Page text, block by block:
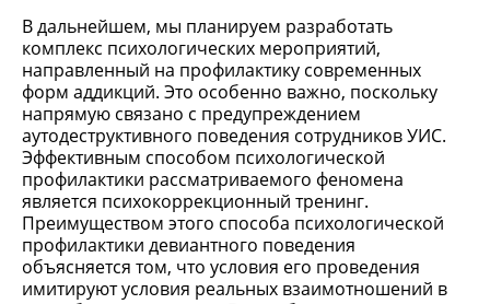
В дальнейшем, мы планируем разработать
комплекс психологических мероприятий,
направленный на профилактику современных
форм аддикций. Это особенно важно, поскольку
напрямую связано с предупреждением
аутодеструктивного поведения сотрудников УИС.
Эффективным способом психологической
профилактики рассматриваемого феномена
является психокоррекционный тренинг.
Преимуществом этого способа психологической
профилактики девиантного поведения
объясняется том, что условия его проведения
имитируют условия реальных взаимотношений в